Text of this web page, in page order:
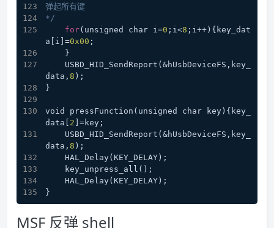
弹起所有键
*/
for(unsigned char i=0 ;i<8 ;i++){key_dat
a[i]=0x00 ;
    }
data, 8 );
}
void pressFunction(unsigned char key){key_
data[ 2 ]=key;
data, 8 );
    HAL_Delay(KEY_DELAY);
    key_unpress_all();
    HAL_Delay(KEY_DELAY);
}
MSF 反弹 shell